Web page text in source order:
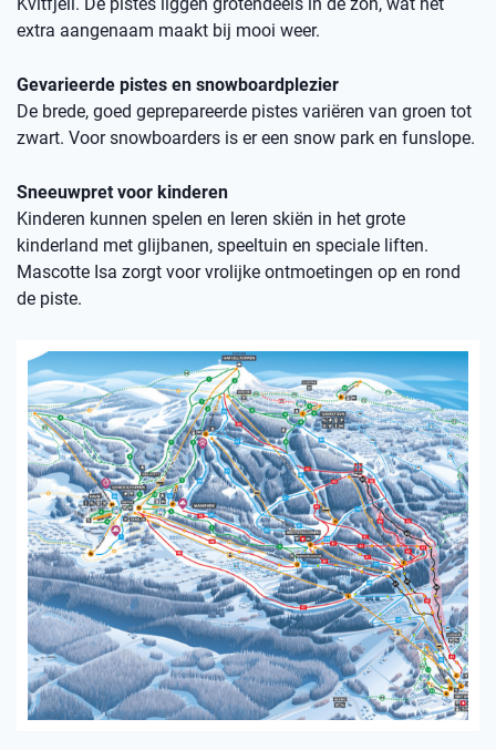
extra aangenaam maakt bij mooi weer.
Gevarieerde pistes en snowboardplezier
De brede, goed geprepareerde pistes variëren van groen tot
zwart. Voor snowboarders is er een snow park en funslope.
Sneeuwpret voor kinderen
Kinderen kunnen spelen en leren skiën in het grote
kinderland met glijbanen, speeltuin en speciale liften.
Mascotte Isa zorgt voor vrolijke ontmoetingen op en rond
de piste.